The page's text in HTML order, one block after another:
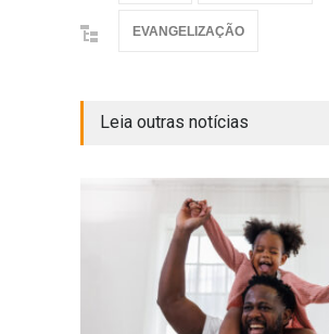
EVANGELIZAÇÃO
Leia outras notícias